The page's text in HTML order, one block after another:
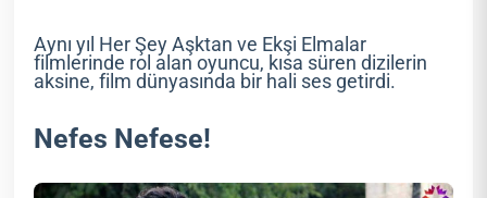
Aynı yıl Her Şey Aşktan ve Ekşi Elmalar
filmlerinde rol alan oyuncu, kısa süren dizilerin
aksine, film dünyasında bir hali ses getirdi.
Nefes Nefese!